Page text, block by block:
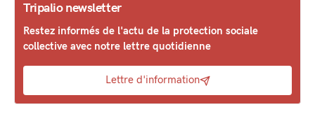
Tripalio newsletter
Restez informés de l'actu de la protection sociale
collective avec notre lettre quotidienne
Lettre d'information